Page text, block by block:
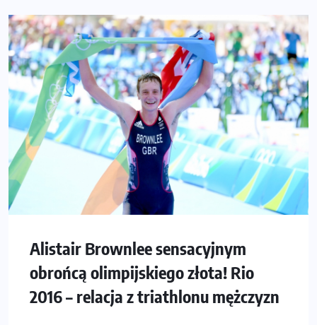
Alistair Brownlee sensacyjnym
obrońcą olimpijskiego złota! Rio
2016 – relacja z triathlonu mężczyzn